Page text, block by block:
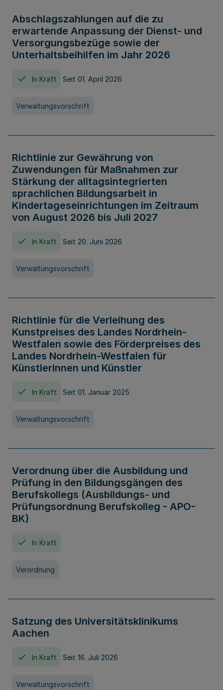
Abschlagszahlungen auf die zu
erwartende Anpassung der Dienst- und
Versorgungsbezüge sowie der
Unterhaltsbeihilfen im Jahr 2026
In Kraft Seit 01. April 2026
Verwaltungsvorschrift
Richtlinie zur Gewährung von
Zuwendungen für Maßnahmen zur
Stärkung der alltagsintegrierten
sprachlichen Bildungsarbeit in
Kindertageseinrichtungen im Zeitraum
von August 2026 bis Juli 2027
In Kraft Seit 20. Juni 2026
Verwaltungsvorschrift
Richtlinie für die Verleihung des
Kunstpreises des Landes Nordrhein-
Westfalen sowie des Förderpreises des
Landes Nordrhein-Westfalen für
Künstlerinnen und Künstler
In Kraft Seit 01. Januar 2025
Verwaltungsvorschrift
Verordnung über die Ausbildung und
Prüfung in den Bildungsgängen des
Berufskollegs (Ausbildungs- und
Prüfungsordnung Berufskolleg - APO-
BK)
In Kraft
Verordnung
Satzung des Universitätsklinikums
Aachen
In Kraft Seit 16. Juli 2026
Verwaltungsvorschrift